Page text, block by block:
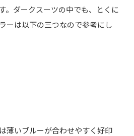
。ダークスーツの中でも、とくに
ーは以下の三つなので参考にし
薄いブルーが合わせやすく好印